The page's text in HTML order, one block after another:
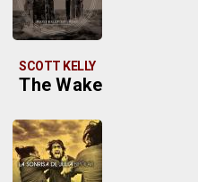
SCOTT KELLY
The Wake